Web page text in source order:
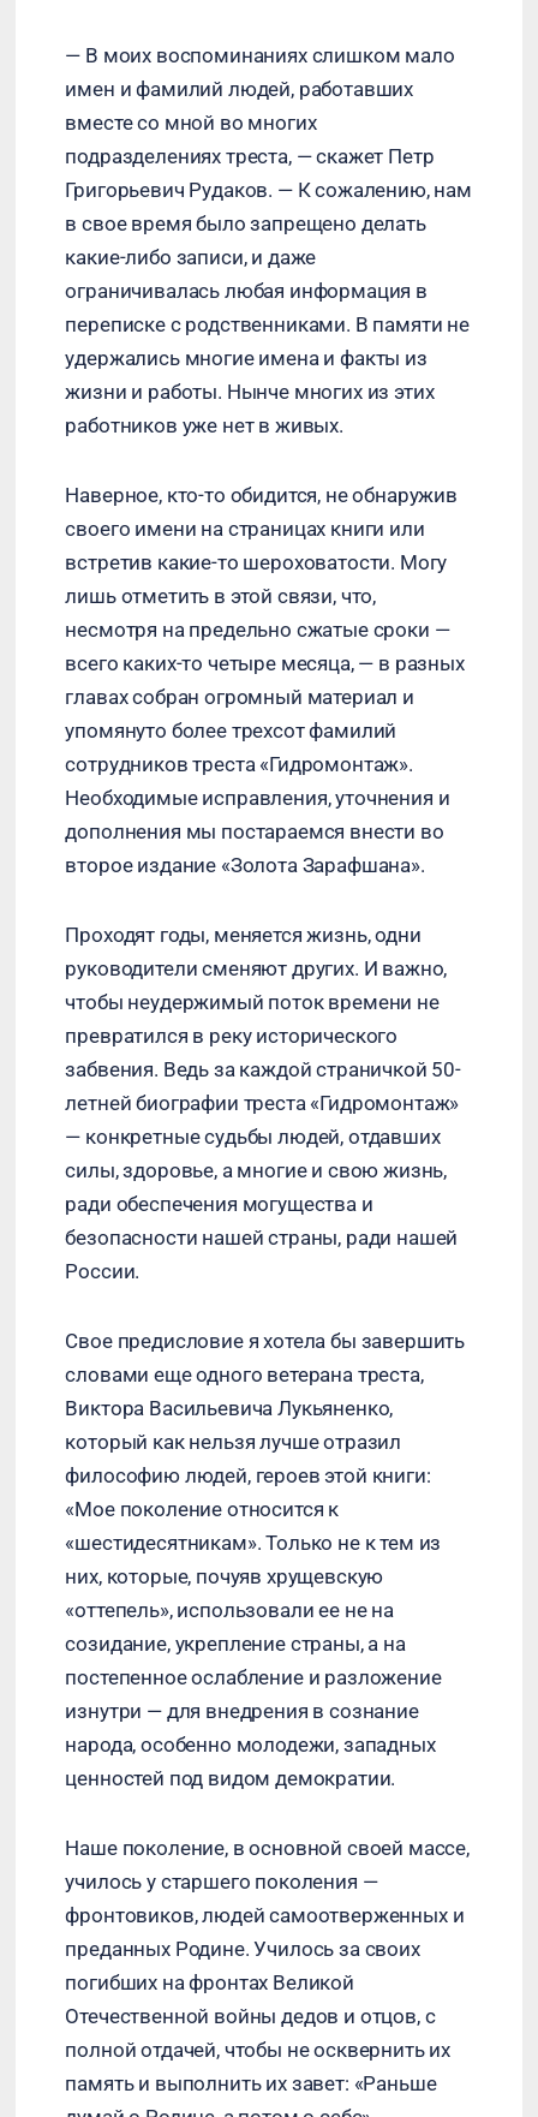
— В моих воспоминаниях слишком мало
имен и фамилий людей, работавших
вместе со мной во многих
подразделениях треста, — скажет Петр
Григорьевич Рудаков. — К сожалению, нам
в свое время было запрещено делать
какие-либо записи, и даже
ограничивалась любая информация в
переписке с родственниками. В памяти не
удержались многие имена и факты из
жизни и работы. Нынче многих из этих
работников уже нет в живых.
Наверное, кто-то обидится, не обнаружив
своего имени на страницах книги или
встретив какие-то шероховатости. Могу
лишь отметить в этой связи, что,
несмотря на предельно сжатые сроки —
всего каких-то четыре месяца, — в разных
главах собран огромный материал и
упомянуто более трехсот фамилий
сотрудников треста «Гидромонтаж».
Необходимые исправления, уточнения и
дополнения мы постараемся внести во
второе издание «Золота Зарафшана».
Проходят годы, меняется жизнь, одни
руководители сменяют других. И важно,
чтобы неудержимый поток времени не
превратился в реку исторического
забвения. Ведь за каждой страничкой 50-
летней биографии треста «Гидромонтаж»
— конкретные судьбы людей, отдавших
силы, здоровье, а многие и свою жизнь,
ради обеспечения могущества и
безопасности нашей страны, ради нашей
России.
Свое предисловие я хотела бы завершить
словами еще одного ветерана треста,
Виктора Васильевича Лукьяненко,
который как нельзя лучше отразил
философию людей, героев этой книги:
«Мое поколение относится к
«шестидесятникам». Только не к тем из
них, которые, почуяв хрущевскую
«оттепель», использовали ее не на
созидание, укрепление страны, а на
постепенное ослабление и разложение
изнутри — для внедрения в сознание
народа, особенно молодежи, западных
ценностей под видом демократии.
Наше поколение, в основной своей массе,
училось у старшего поколения —
фронтовиков, людей самоотверженных и
преданных Родине. Училось за своих
погибших на фронтах Великой
Отечественной войны дедов и отцов, с
полной отдачей, чтобы не осквернить их
память и выполнить их завет: «Раньше